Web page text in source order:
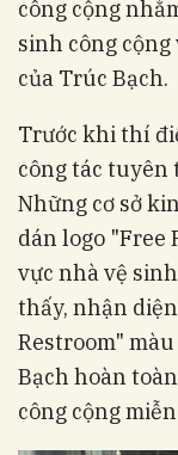
công cộng
sinh công
của Trúc Bạch.
Trước khi thí
công tác tuyên
Những cơ sở
dán logo "Free
vực nhà vệ
thấy, nhận
Restroom"
Bạch hoàn
công cộng